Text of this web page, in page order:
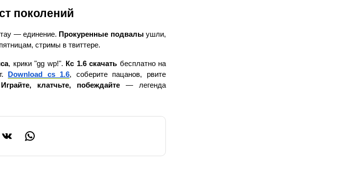
поколений
— единение. Прокуренные подвалы ушли,
стримы в твиттере.
, крики "gg wp!". Кс 1.6 скачать бесплатно на
Download cs 1.6, соберите пацанов, рвите
Играйте, клатчьте, побеждайте — легенда